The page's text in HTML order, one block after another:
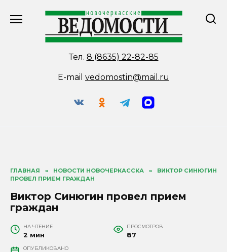
Тел. 8 (8635) 22-82-85
E-mail vedomostin@mail.ru
ГЛАВНАЯ » НОВОСТИ НОВОЧЕРКАССКА »
ВИКТОР СИНЮГИН
ПРОВЕЛ ПРИЕМ ГРАЖДАН
Виктор Синюгин провел прием
граждан
НА ЧТЕНИЕ
2 мин
ПРОСМОТРОВ
87
ОПУБЛИКОВАНО